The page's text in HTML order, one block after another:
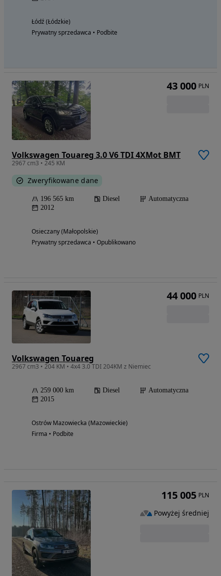
Łódź (Łódzkie)
Prywatny sprzedawca • Podbite
Volkswagen Touareg 3.0 V6 TDI 4XMot BMT
2967 cm3 • 245 KM
Zweryfikowane dane
196 565 km Diesel
Automatyczna
2012
Osieczany (Małopolskie)
Prywatny sprzedawca • Opublikowano
43 000 PLN
Volkswagen Touareg
2967 cm3 • 204 KM • 4x4 3.0 TDI 204KM z Niemiec
259 000 km Diesel
Automatyczna
2015
Ostrów Mazowiecka (Mazowieckie)
Firma • Podbite
44 000 PLN
115 005 PLN
Powyżej średniej